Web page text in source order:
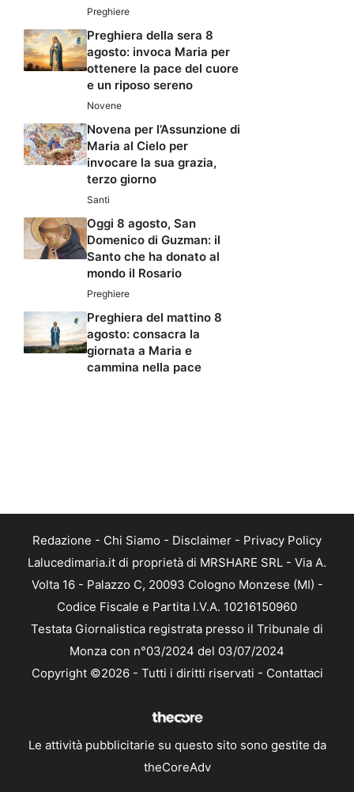
Preghiere
Preghiera della sera 8
agosto: invoca Maria per
ottenere la pace del cuore
e un riposo sereno
Novene
Novena per l’Assunzione di
Maria al Cielo per
invocare la sua grazia,
terzo giorno
Santi
Oggi 8 agosto, San
Domenico di Guzman: il
Santo che ha donato al
mondo il Rosario
Preghiere
Preghiera del mattino 8
agosto: consacra la
giornata a Maria e
cammina nella pace
Redazione - Chi Siamo - Disclaimer - Privacy Policy
Lalucedimaria.it di proprietà di MRSHARE SRL - Via A.
Volta 16 - Palazzo C, 20093 Cologno Monzese (MI) -
Codice Fiscale e Partita I.V.A. 10216150960
Testata Giornalistica registrata presso il Tribunale di
Monza con n°03/2024 del 03/07/2024
Copyright ©2026 - Tutti i diritti riservati - Contattaci
Le attività pubblicitarie su questo sito sono gestite da
theCoreAdv